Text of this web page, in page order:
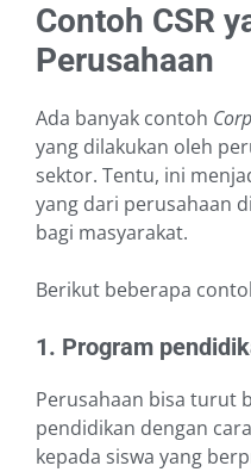
Contoh CSR
Perusahaan
Ada banyak contoh
yang dilakukan oleh
sektor. Tentu, ini
yang dari perusahaan
bagi masyarakat.
Berikut beberapa
1. Program
Perusahaan bisa turut
pendidikan dengan
kepada siswa yang